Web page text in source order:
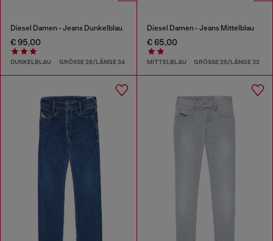
Diesel Damen - Jeans Dunkelblau
€ 95,00
DUNKELBLAU GRÖSSE 28/LÄNGE 34
Diesel Damen - Jeans Mittelblau
€ 65,00
MITTELBLAU GRÖSSE 25/LÄNGE 32